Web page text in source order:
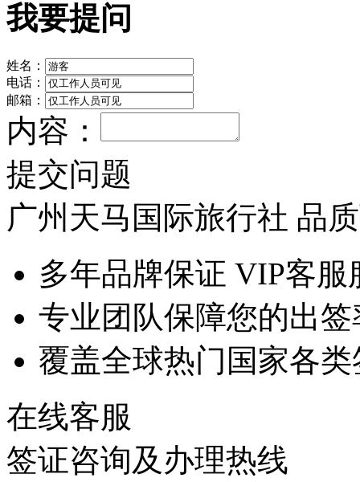
我要提问
姓名：
电话：
邮箱：
内容：
提交问题
广州天马国际旅行社 品
多年品牌保证 VIP客服
专业团队保障您的出签
覆盖全球热门国家各类
在线客服
签证咨询及办理热线